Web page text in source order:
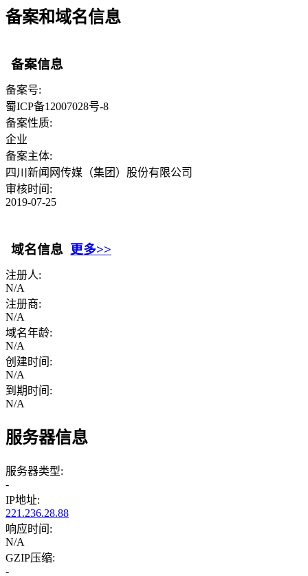
备案和域名信息
备案信息
备案号:
蜀ICP备12007028号-8
备案性质:
企业
备案主体:
四川新闻网传媒（集团）股份有限公司
审核时间:
2019-07-25
域名信息 更多>>
注册人:
N/A
注册商:
N/A
域名年龄:
N/A
创建时间:
N/A
到期时间:
N/A
服务器信息
服务器类型:
-
IP地址:
221.236.28.88
响应时间:
N/A
GZIP压缩:
-